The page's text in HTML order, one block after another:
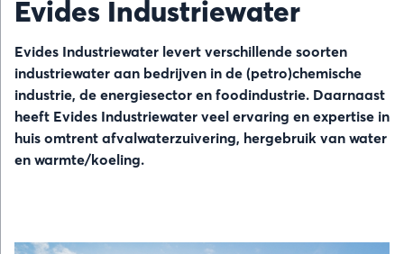
Evides Industriewater
Evides Industriewater levert verschillende soorten
industriewater aan bedrijven in de (petro)chemische
industrie, de energiesector en foodindustrie. Daarnaast
heeft Evides Industriewater veel ervaring en expertise in
huis omtrent afvalwaterzuivering, hergebruik van water
en warmte/koeling.